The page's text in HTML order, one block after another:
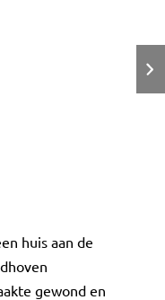
huis aan de
gewond en